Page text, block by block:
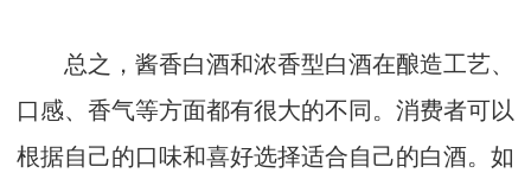
总之，酱香白酒和浓香型白酒在酿造工艺、
口感、香气等方面都有很大的不同。消费者可以
根据自己的口味和喜好选择适合自己的白酒。如